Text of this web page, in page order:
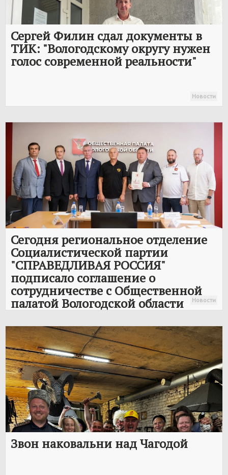
Сергей Филин сдал документы в
ТИК: "Вологодскому округу нужен
голос современной реальности"
Новости
Сегодня региональное отделение
Социалистической партии
"СПРАВЕДЛИВАЯ РОССИЯ"
подписало соглашение о
сотрудничестве с Общественной
палатой Вологодской области Новости
Звон наковальни над Чагодой